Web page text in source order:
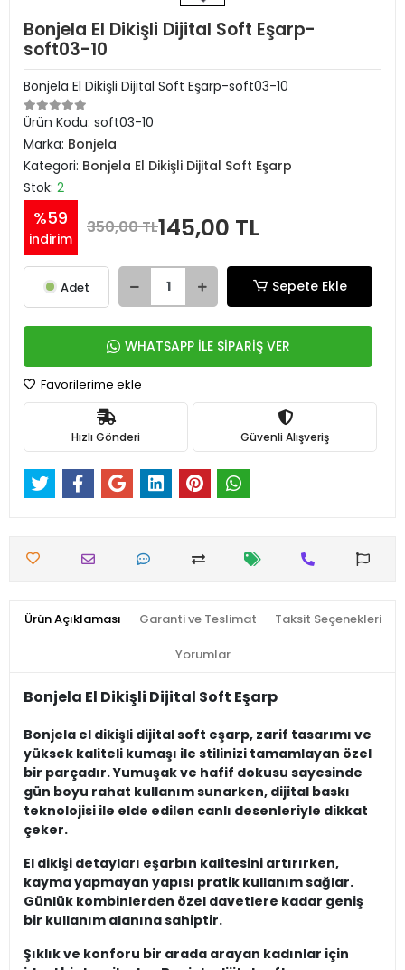
Bonjela El Dikişli Dijital Soft Eşarp-
soft03-10
Bonjela El Dikişli Dijital Soft Eşarp-soft03-10
Ürün Kodu: soft03-10
Marka: Bonjela
Kategori: Bonjela El Dikişli Dijital Soft Eşarp
Stok: 2
%59
indirim
350,00 TL145,00 TL
Adet Sepete Ekle
WHATSAPP İLE SİPARİŞ VER
Favorilerime ekle
Hızlı Gönderi Güvenli Alışveriş
Ürün Açıklaması Garanti ve Teslimat Taksit Seçenekleri
Yorumlar
Bonjela El Dikişli Dijital Soft Eşarp
Bonjela el dikişli dijital soft eşarp, zarif tasarımı ve
yüksek kaliteli kumaşı ile stilinizi tamamlayan özel
bir parçadır. Yumuşak ve hafif dokusu sayesinde
gün boyu rahat kullanım sunarken, dijital baskı
teknolojisi ile elde edilen canlı desenleriyle dikkat
çeker.
El dikişi detayları eşarbın kalitesini artırırken,
kayma yapmayan yapısı pratik kullanım sağlar.
Günlük kombinlerden özel davetlere kadar geniş
bir kullanım alanına sahiptir.
Şıklık ve konforu bir arada arayan kadınlar için